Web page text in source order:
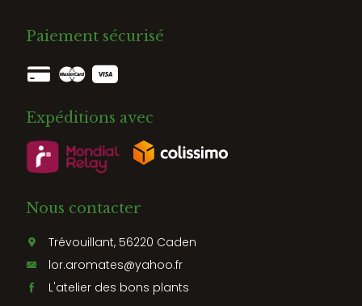
Paiement sécurisé
Expéditions avec
Nous contacter
Trévouillant, 56220 Caden
lor.aromates@yahoo.fr
L'atelier des bons plants